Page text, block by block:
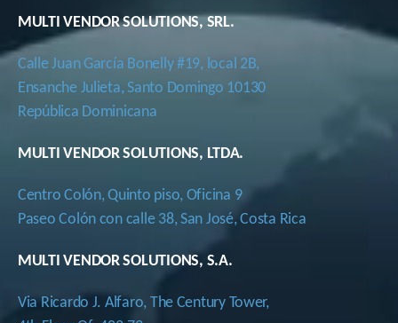
MULTI VENDOR SOLUTIONS, SRL.
Calle Juan García Bonelly #19, local 2B,
Ensanche Julieta, Santo Domingo 10130
República Dominicana
MULTI VENDOR SOLUTIONS, LTDA.
Centro Colón, Quinto piso, Oficina 9
Paseo Colón con calle 38, San José, Costa Rica
MULTI VENDOR SOLUTIONS, S.A.
Via Ricardo J. Alfaro, The Century Tower,